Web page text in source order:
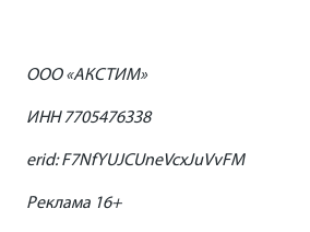
ООО «АКСТИМ»
ИНН 7705476ЗЗ8
erid: F7NfYUJCUneVcxJuVvFM
Реклама 16+